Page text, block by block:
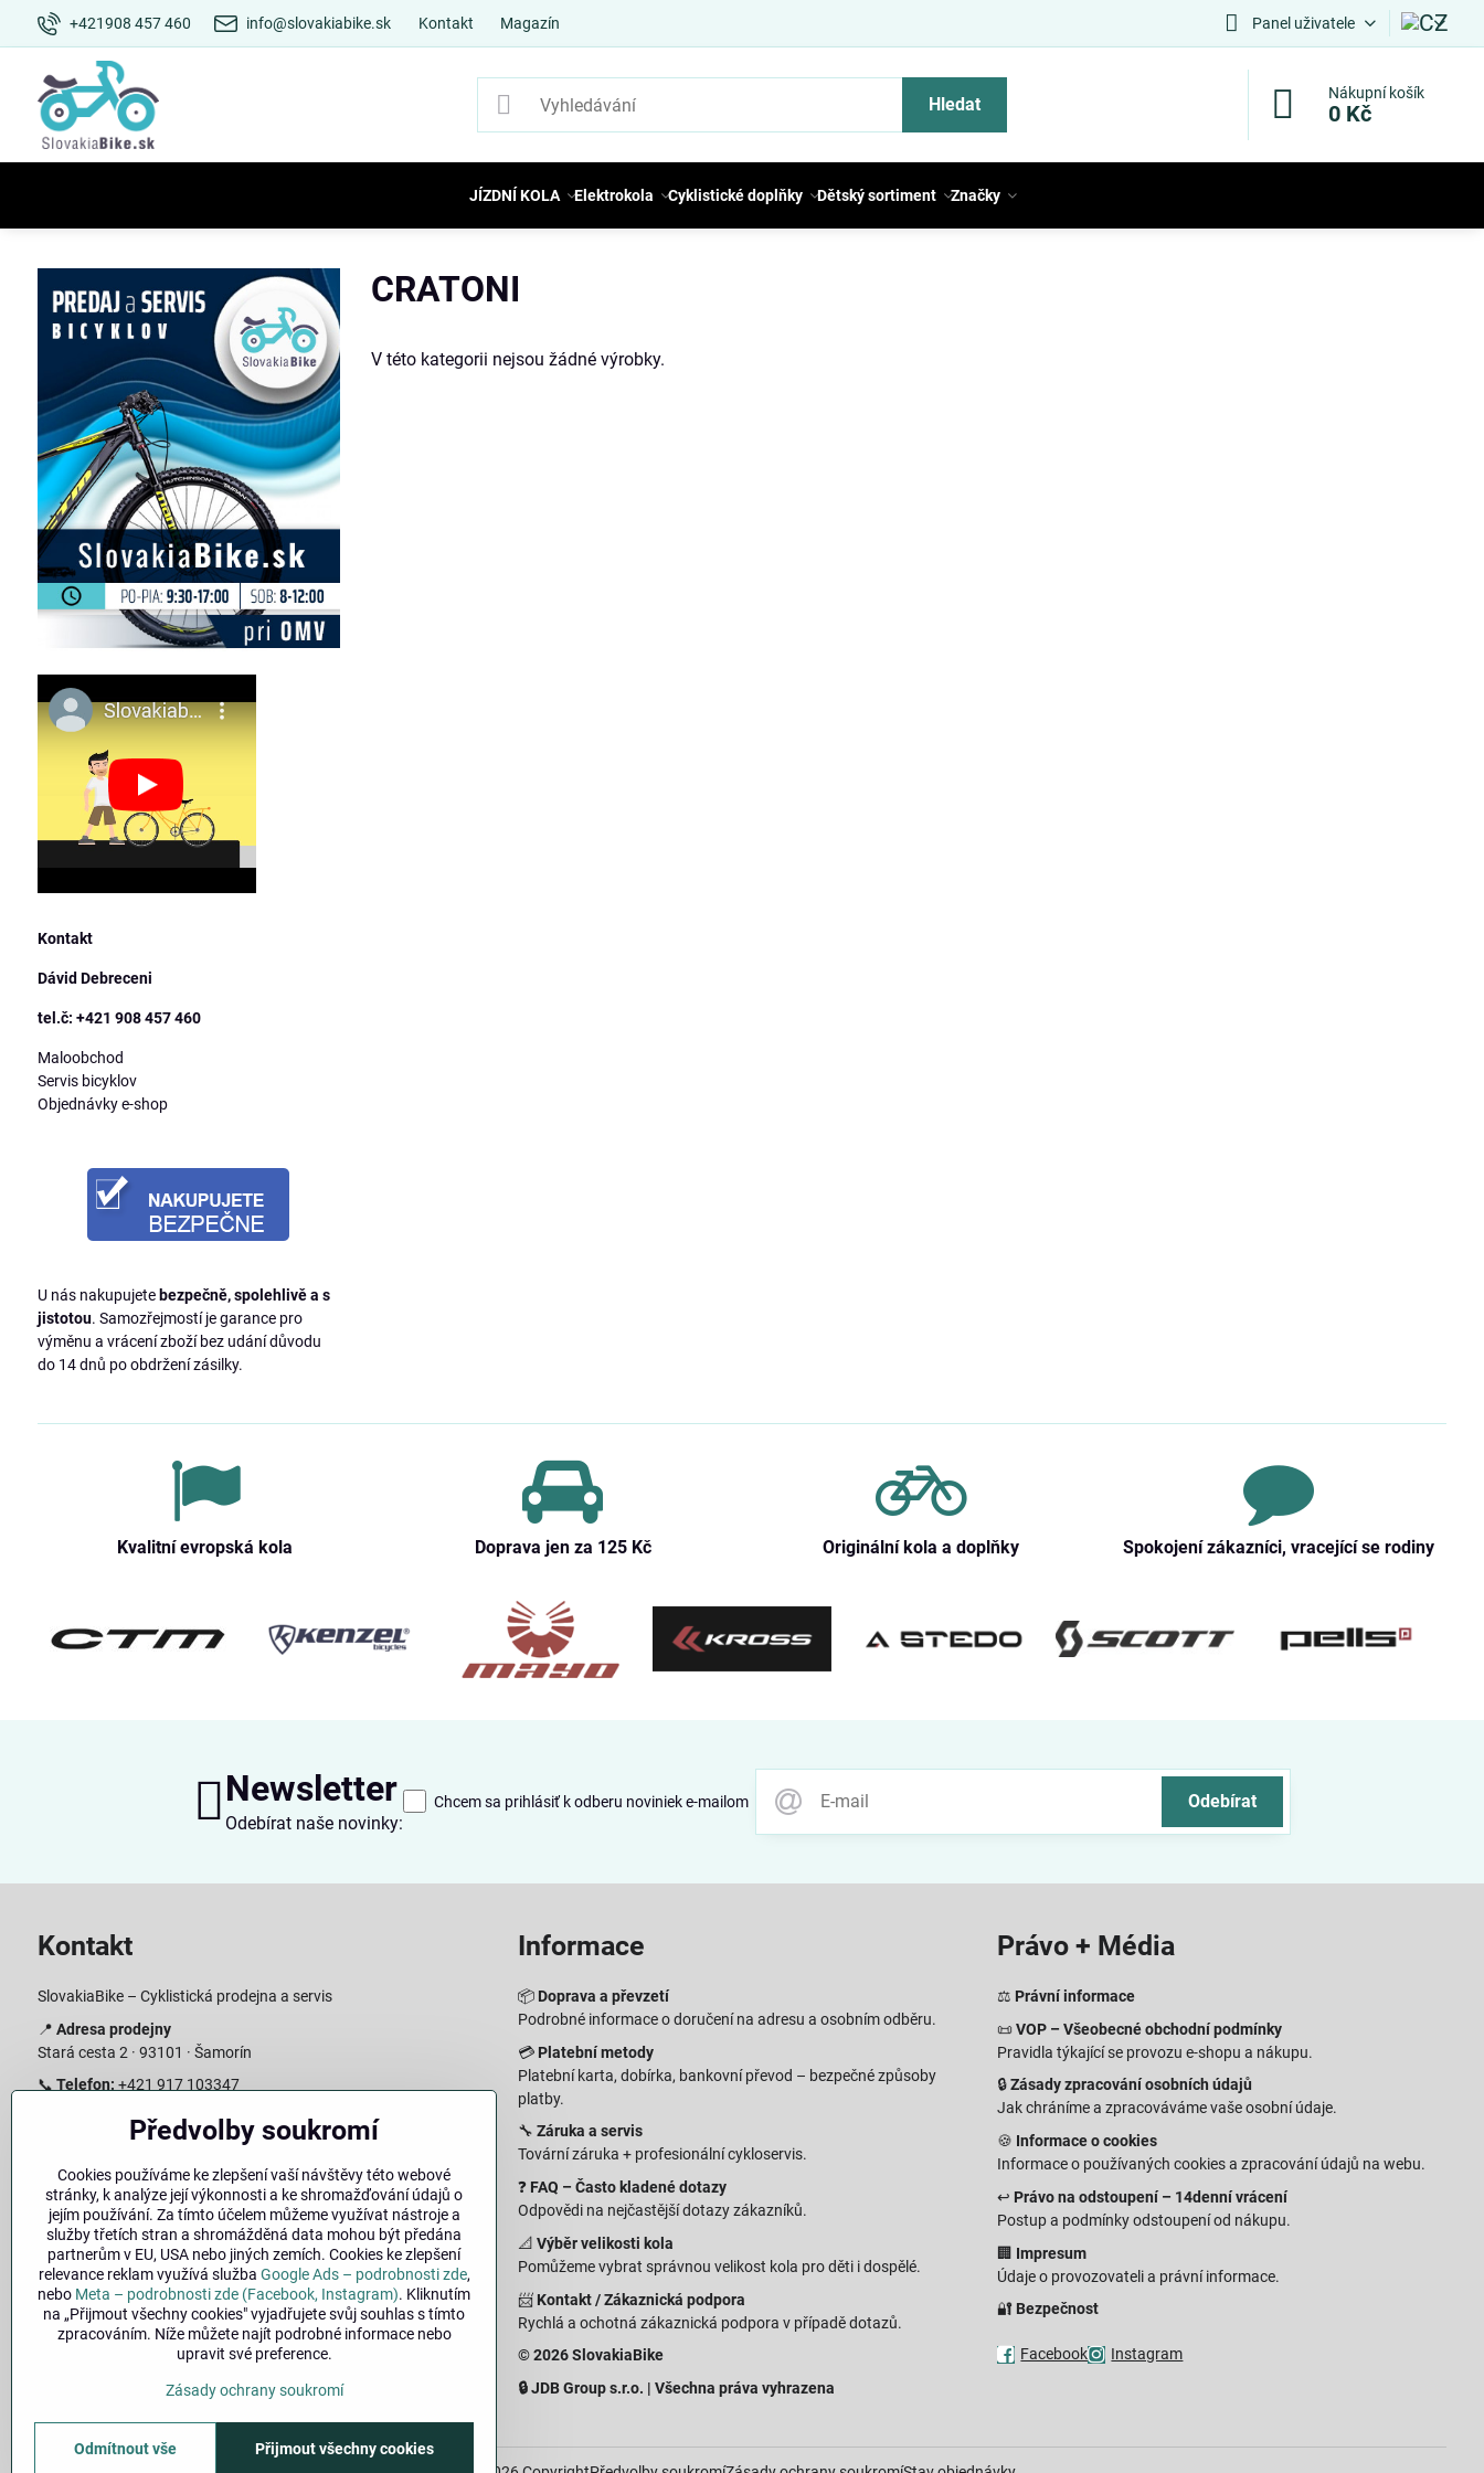
+421908 457 460 info@slovakiabike.sk Kontakt Magazín Panel uživatele
Hledat
Nákupní košík
0 Kč
JÍZDNÍ KOLA Elektrokola Cyklistické doplňky Dětský sortiment Značky
CRATONI
V této kategorii nejsou žádné výrobky.
Kontakt
Dávid Debreceni
tel.č: +421 908 457 460
Maloobchod
Servis bicyklov
Objednávky e-shop
U nás nakupujete bezpečně, spolehlivě a s
jistotou. Samozřejmostí je garance pro
výměnu a vrácení zboží bez udání důvodu
do 14 dnů po obdržení zásilky.
Kvalitní evropská kola Doprava jen za 125 Kč Originální kola a doplňky Spokojení zákazníci, vracející se rodiny
Newsletter
Odebírat naše novinky:
Odebírat
Chcem sa prihlásiť k odberu noviniek e-mailom
Kontakt
SlovakiaBike – Cyklistická prodejna a servis
📍 Adresa prodejny
Stará cesta 2 · 93101 · Šamorín
📞 Telefon: +421 917 103347
info@slovakiabike.sk
Pondělí–Pátek: 09:00–15:00
Sobota: 09:00–11:00
Neděle: Zavřeno
👉Zobrazit prodejnu na mapě(odkaz na Google Maps)
Informace
📦 Doprava a převzetí
Podrobné informace o doručení na adresu a osobním odběru.
💳 Platební metody
Platební karta, dobírka, bankovní převod – bezpečné způsoby
platby.
🔧 Záruka a servis
Tovární záruka + profesionální cykloservis.
❓ FAQ – Často kladené dotazy
Odpovědi na nejčastější dotazy zákazníků.
📐 Výběr velikosti kola
Pomůžeme vybrat správnou velikost kola pro děti i dospělé.
📨 Kontakt / Zákaznická podpora
Rychlá a ochotná zákaznická podpora v případě dotazů.
© 2026 SlovakiaBike
🔒 JDB Group s.r.o. | Všechna práva vyhrazena
Právo + Média
⚖️ Právní informace
📜VOP – Všeobecné obchodní podmínky
Pravidla týkající se provozu e-shopu a nákupu.
🔒Zásady zpracování osobních údajů
Jak chráníme a zpracováváme vaše osobní údaje.
🍪 Informace o cookies
Informace o používaných cookies a zpracování údajů na webu.
↩️ Právo na odstoupení – 14denní vrácení
Postup a podmínky odstoupení od nákupu.
🏢 Impresum
Údaje o provozovateli a právní informace.
🔐 Bezpečnost
Facebook Instagram
Předvolby soukromí
Cookies používáme ke zlepšení vaší návštěvy této webové
stránky, k analýze její výkonnosti a ke shromažďování údajů o
jejím používání. Za tímto účelem můžeme využívat nástroje a
služby třetích stran a shromážděná data mohou být předána
partnerům v EU, USA nebo jiných zemích. Cookies ke zlepšení
relevance reklam využívá služba Google Ads – podrobnosti zde,
nebo Meta – podrobnosti zde (Facebook, Instagram). Kliknutím
na „Přijmout všechny cookies" vyjadřujete svůj souhlas s tímto
zpracováním. Níže můžete najít podrobné informace nebo
upravit své preference.
Zásady ochrany soukromí
Přijmout všechny cookies
Odmítnout vše